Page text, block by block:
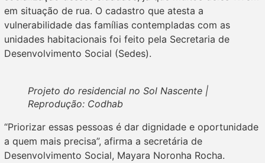
em situação de rua. O cadastro que atesta a
vulnerabilidade das famílias contempladas com as
unidades habitacionais foi feito pela Secretaria de
Desenvolvimento Social (Sedes).
Projeto do residencial no Sol Nascente |
Reprodução: Codhab
“Priorizar essas pessoas é dar dignidade e oportunidade
a quem mais precisa”, afirma a secretária de
Desenvolvimento Social, Mayara Noronha Rocha.